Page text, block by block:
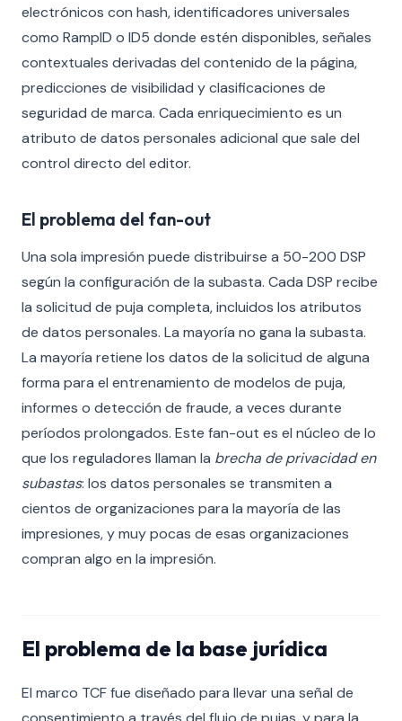
electrónicos con hash, identificadores universales
como RampID o ID5 donde estén disponibles, señales
contextuales derivadas del contenido de la página,
predicciones de visibilidad y clasificaciones de
seguridad de marca. Cada enriquecimiento es un
atributo de datos personales adicional que sale del
control directo del editor.
El problema del fan-out
Una sola impresión puede distribuirse a 50-200 DSP
según la configuración de la subasta. Cada DSP recibe
la solicitud de puja completa, incluidos los atributos
de datos personales. La mayoría no gana la subasta.
La mayoría retiene los datos de la solicitud de alguna
forma para el entrenamiento de modelos de puja,
informes o detección de fraude, a veces durante
períodos prolongados. Este fan-out es el núcleo de lo
que los reguladores llaman la brecha de privacidad en
subastas: los datos personales se transmiten a
cientos de organizaciones para la mayoría de las
impresiones, y muy pocas de esas organizaciones
compran algo en la impresión.
El problema de la base jurídica
El marco TCF fue diseñado para llevar una señal de